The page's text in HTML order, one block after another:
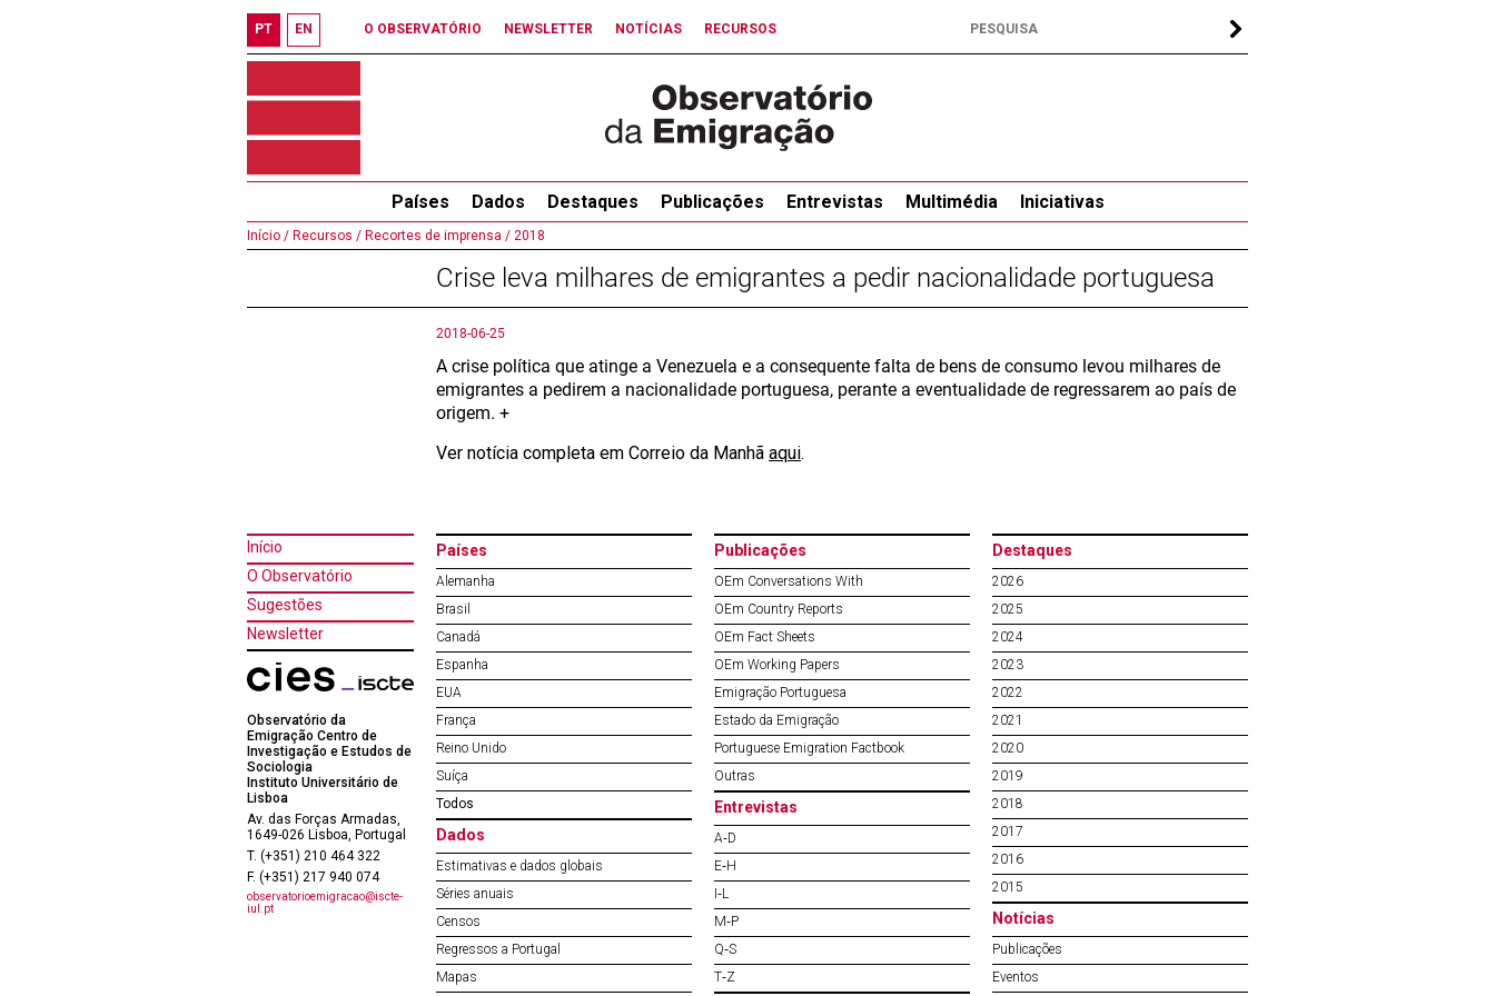
PT EN O OBSERVATÓRIO NEWSLETTER NOTÍCIAS RECURSOS
Países Dados Destaques Publicações Entrevistas Multimédia Iniciativas
Início / Recursos / Recortes de imprensa / 2018
Crise leva milhares de emigrantes a pedir nacionalidade portuguesa
2018-06-25
A crise política que atinge a Venezuela e a consequente falta de bens de consumo levou milhares de
emigrantes a pedirem a nacionalidade portuguesa, perante a eventualidade de regressarem ao país de
origem. +
Ver notícia completa em Correio da Manhã aqui.
Início
O Observatório
Sugestões
Newsletter
Observatório da
Emigração Centro de
Investigação e Estudos de
Sociologia
Instituto Universitário de
Lisboa
Av. das Forças Armadas,
1649-026 Lisboa, Portugal
T. (+351) 210 464 322
F. (+351) 217 940 074
observatorioemigracao@iscte-
iul.pt
Países
Alemanha
Brasil
Canadá
Espanha
EUA
França
Reino Unido
Suíça
Todos
Dados
Estimativas e dados globais
Séries anuais
Censos
Regressos a Portugal
Mapas
Publicações
OEm Conversations With
OEm Country Reports
OEm Fact Sheets
OEm Working Papers
Emigração Portuguesa
Estado da Emigração
Portuguese Emigration Factbook
Outras
Entrevistas
A‐D
E‐H
I‐L
M‐P
Q‐S
T‐Z
Destaques
2026
2025
2024
2023
2022
2021
2020
2019
2018
2017
2016
2015
Notícias
Publicações
Eventos